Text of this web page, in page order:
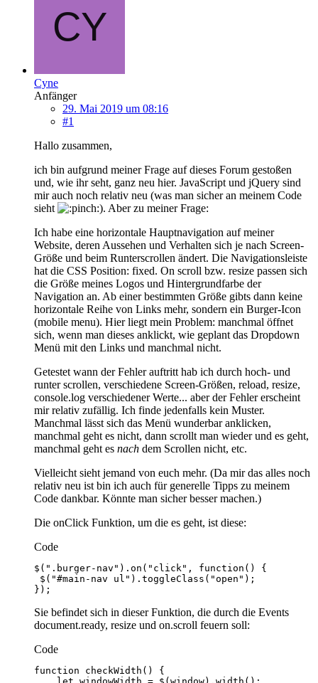
Cyne
Anfänger
29. Mai 2019 um 08:16
#1
Hallo zusammen,
ich bin aufgrund meiner Frage auf dieses Forum gestoßen
und, wie ihr seht, ganz neu hier. JavaScript und jQuery sind
mir auch noch relativ neu (was man sicher an meinem Code
sieht
). Aber zu meiner Frage:
Ich habe eine horizontale Hauptnavigation auf meiner
Website, deren Aussehen und Verhalten sich je nach Screen-
Größe und beim Runterscrollen ändert. Die Navigationsleiste
hat die CSS Position: fixed. On scroll bzw. resize passen sich
die Größe meines Logos und Hintergrundfarbe der
Navigation an. Ab einer bestimmten Größe gibts dann keine
horizontale Reihe von Links mehr, sondern ein Burger-Icon
(mobile menu). Hier liegt mein Problem: manchmal öffnet
sich, wenn man dieses anklickt, wie geplant das Dropdown
Menü mit den Links und manchmal nicht.
Getestet wann der Fehler auftritt hab ich durch hoch- und
runter scrollen, verschiedene Screen-Größen, reload, resize,
console.log verschiedener Werte... aber der Fehler erscheint
mir relativ zufällig. Ich finde jedenfalls kein Muster.
Manchmal lässt sich das Menü wunderbar anklicken,
manchmal geht es nicht, dann scrollt man wieder und es geht,
manchmal geht es nach dem Scrollen nicht, etc.
Vielleicht sieht jemand von euch mehr. (Da mir das alles noch
relativ neu ist bin ich auch für generelle Tipps zu meinem
Code dankbar. Könnte man sicher besser machen.)
Die onClick Funktion, um die es geht, ist diese:
Code
});
Sie befindet sich in dieser Funktion, die durch die Events
document.ready, resize und on.scroll feuern soll:
Code